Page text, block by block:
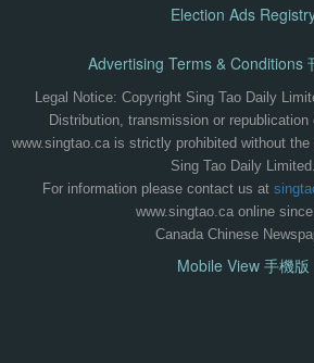
Election Ads
Advertising Terms & Conditions
Legal Notice: Copyright Sing Tao Daily
Distribution, transmission or
www.singtao.ca is strictly prohibited without
Sing Tao Daily Limited.
For information please contact us at
www.singtao.ca online since
Canada Chinese
Mobile View 手機版